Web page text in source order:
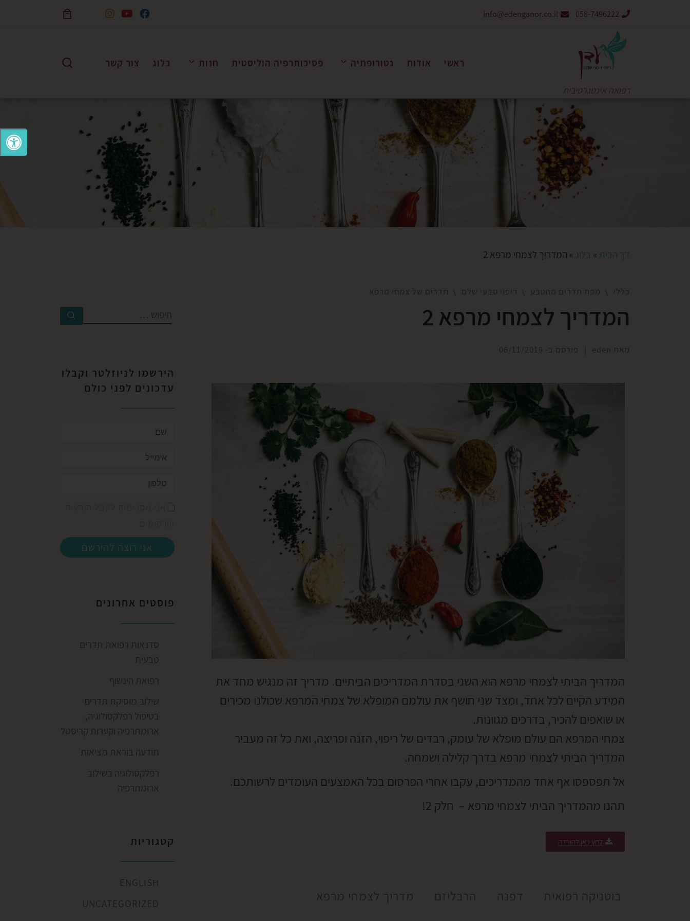
Skip to content 058-7496222
info@edenganor.co.il
רפואה אינטגרטיבית
ראשי אודות נטורופתיה פסיכותרפיה הוליסטית חנות בלוג צור קשר
דך הבית » בלוג » המדריך לצמחי מרפא 2
כללי מפת תדרים מהטבע ריפוי טבעי שלם תדרים של צמחי מרפא
המדריך לצמחי מרפא 2
מאת eden פורסם ב- 06/11/2019
המדריך הביתי לצמחי מרפא הוא השני בסדרת המדריכים הביתיים. מדריך זה מנגיש מחד את
המידע הקיים לכל אחד, ומצד שני חושף את עולמם המופלא של צמחי המרפא שכולנו מכירים
או שואפים להכיר, בדרכים מגוונות.
צמחי המרפא הם עולם מופלא של עומק, רבדים של ריפוי, הזנה ופריצה, ואת כל זה מעביר
המדריך הביתי לצמחי מרפא בדרך קלילה ושמחה.
אל תפספסו אף אחד מהמדריכים, עקבו אחרי הפרסום בכל האמצעים העומדים לרשותכם.
תהנו מהמדריך הביתי לצמחי מרפא – חלק 2!
לחץ כאן להורדה
בוטניקה רפואית דפנה הרבליזם
מדריך לצמחי מרפא
הירשמו לניוזלטר וקבלו
עדכונים לפני כולם​
אני רוצה להירשם
פוסטים אחרונים
סדנאות רפואת תדרים
טבעית
רפואת הינשוף
שילוב מוסיקת תדרים
בטיפול רפלקסולוגיה,
ארומתרפיה וקערות קריסטל
תודעה בוראת מציאות
רפלקסולוגיה בשילוב
ארומתרפיה
קטגוריות
ENGLISH
UNCATEGORIZED